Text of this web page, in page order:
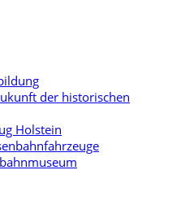
der historischen
Holstein